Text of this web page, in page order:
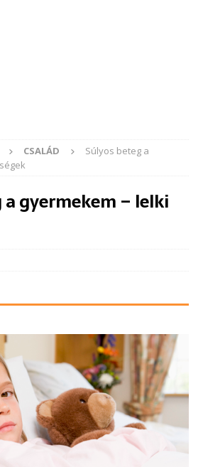
CSALÁD
Súlyos beteg a
a gyermekem – lelki